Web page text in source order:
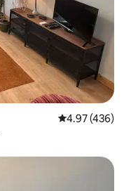
レビュー436
4.97 (436)